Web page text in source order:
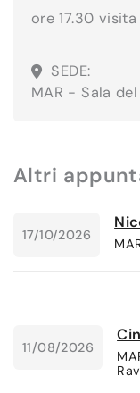
ore 17.30
SEDE:
MAR - Sala
Altri
17/10/2026
11/08/2026